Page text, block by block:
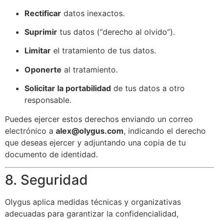
Rectificar datos inexactos.
Suprimir tus datos (“derecho al olvido”).
Limitar el tratamiento de tus datos.
Oponerte al tratamiento.
Solicitar la portabilidad de tus datos a otro
responsable.
Puedes ejercer estos derechos enviando un correo
electrónico a alex@olygus.com, indicando el derecho
que deseas ejercer y adjuntando una copia de tu
documento de identidad.
8. Seguridad
Olygus aplica medidas técnicas y organizativas
adecuadas para garantizar la confidencialidad,